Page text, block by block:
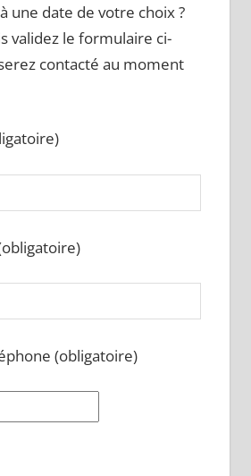
une date de votre choix ?
validez le formulaire ci-
contacté au moment
(obligatoire)